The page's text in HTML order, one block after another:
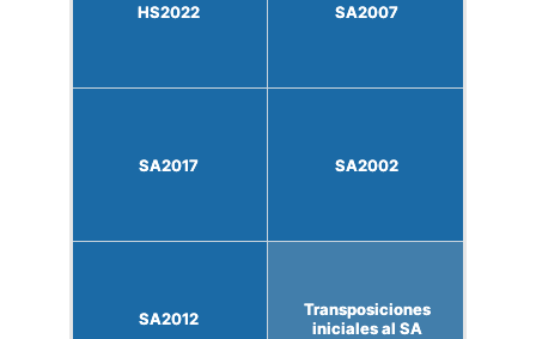
HS2022
HS2022
SA2017
SA2017
SA2012
SA2012
SA2007
SA2007
SA2002
SA2002
Transposiciones
iniciales al SA
Transposiciones
iniciales al SA